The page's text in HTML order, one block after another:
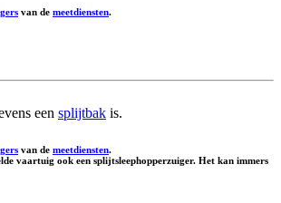
van de meetdiensten.
een splijtbak is.
van de meetdiensten.
vaartuig ook een splijtsleephopperzuiger. Het kan immers